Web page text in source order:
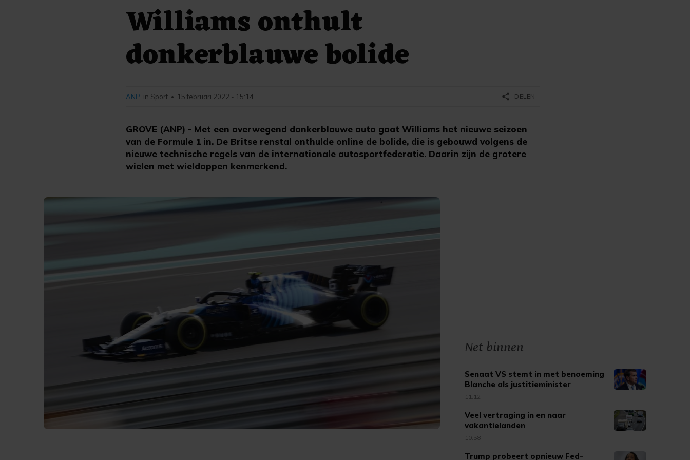
Williams onthult
donkerblauwe bolide
GROVE (ANP) - Met een overwegend donkerblauwe auto gaat Williams het nieuwe seizoen
van de Formule 1 in. De Britse renstal onthulde online de bolide, die is gebouwd volgens de
nieuwe technische regels van de internationale autosportfederatie. Daarin zijn de grotere
wielen met wieldoppen kenmerkend.
ANP in Sport • 15 februari 2022 - 15:14 share DELEN
Net binnen
Senaat VS stemt in met benoeming
Blanche als justitieminister
11:12
Veel vertraging in en naar
vakantielanden
10:58
Trump probeert opnieuw Fed-